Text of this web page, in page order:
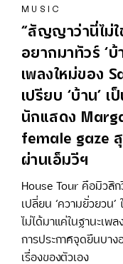
MUSIC
“สัญญาว่านี่ไม่ใ
อยากมาทัวร์ ‘บ้
เพลงใหม่ของ
เปรียบ ‘บ้าน’ เ
นักแสดง
female gaze สุ
ผ่านเอ็มวีฯ
House Tour คือมิวสิ
เปลี่ยน ‘ความยั่วยวน’
ไม่ได้มาแค่ในฐานะเพ
การประกาศจุดยืนบาง
เรื่องของตัวเอง